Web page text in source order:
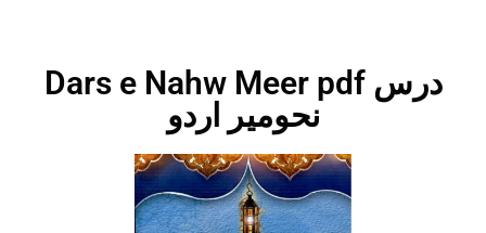
Dars e Nahw Meer pdf درس
نحومیر اردو